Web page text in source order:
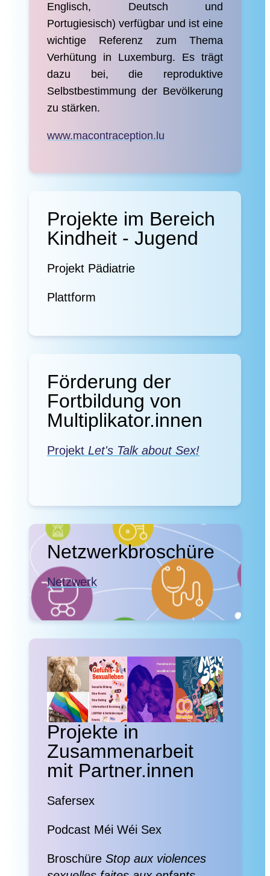
Englisch, Deutsch und
Portugiesisch) verfügbar und ist eine
wichtige Referenz zum Thema
Verhütung in Luxemburg. Es trägt
dazu bei, die reproduktive
Selbstbestimmung der Bevölkerung
zu stärken.
www.macontraception.lu
Projekte im Bereich
Kindheit - Jugend
Projekt Pädiatrie
Plattform
Förderung der
Fortbildung von
Multiplikator.innen
Projekt Let's Talk about Sex!
Netzwerkbroschüre
Netzwerk
Projekte in
Zusammenarbeit
mit Partner.innen
Safersex
Podcast Méi Wéi Sex
Broschüre Stop aux violences